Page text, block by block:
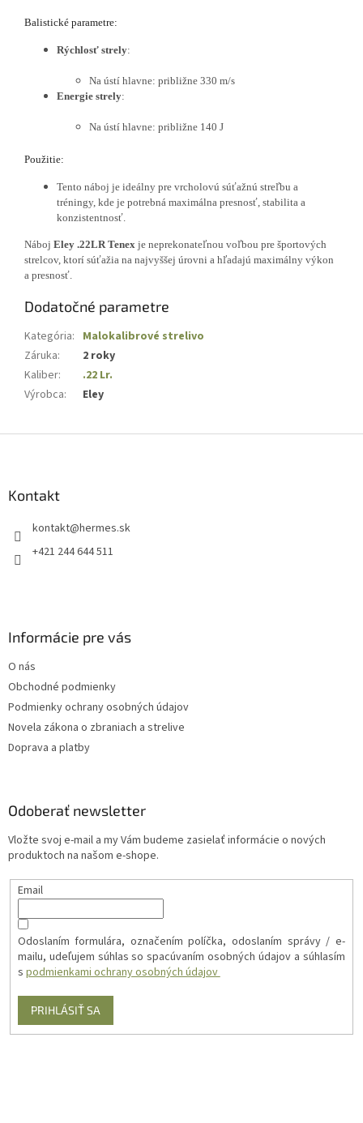
Balistické parametre:
Rýchlosť strely:
Na ústí hlavne: približne 330 m/s
Energie strely:
Na ústí hlavne: približne 140 J
Použitie:
Tento náboj je ideálny pre vrcholovú súťažnú streľbu a
tréningy, kde je potrebná maximálna presnosť, stabilita a
konzistentnosť.
Náboj Eley .22LR Tenex je neprekonateľnou voľbou pre športových
strelcov, ktorí súťažia na najvyššej úrovni a hľadajú maximálny výkon
a presnosť.
Dodatočné parametre
Kategória: Malokalibrové strelivo
Záruka:
2 roky
Kaliber:
.22 Lr.
Výrobca: Eley
Kontakt
kontakt@hermes.sk
+421 244 644 511
Informácie pre vás
O nás
Obchodné podmienky
Podmienky ochrany osobných údajov
Novela zákona o zbraniach a strelive
Doprava a platby
Odoberať newsletter
Vložte svoj e-mail a my Vám budeme zasielať informácie o nových
produktoch na našom e-shope.
Email
Odoslaním formulára, označením políčka, odoslaním správy / e-
mailu, udeľujem súhlas so spacúvaním osobných údajov a súhlasím
s podmienkami ochrany osobných údajov
PRIHLÁSIŤ SA